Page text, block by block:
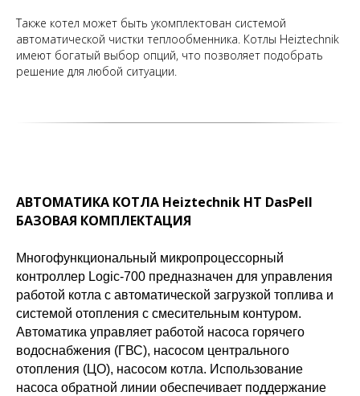
Также котел может быть укомплектован системой
автоматической чистки теплообменника. Котлы Heiztechnik
имеют богатый выбор опций, что позволяет подобрать
решение для любой ситуации.
АВТОМАТИКА КОТЛА Heiztechnik НТ DasPell
БАЗОВАЯ КОМПЛЕКТАЦИЯ
Многофункциональный микропроцессорный
контроллер Logic-700 предназначен для управления
работой котла с автоматической загрузкой топлива и
системой отопления с смесительным контуром.
Автоматика управляет работой насоса горячего
водоснабжения (ГВС), насосом центрального
отопления (ЦО), насосом котла. Использование
насоса обратной линии обеспечивает поддержание